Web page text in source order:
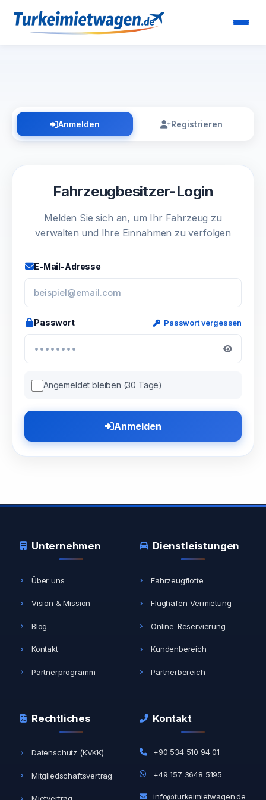
Anmelden Registrieren
Fahrzeugbesitzer-Login
Melden Sie sich an, um Ihr Fahrzeug zu
verwalten und Ihre Einnahmen zu verfolgen
E-Mail-Adresse
Passwort Passwort vergessen
Angemeldet bleiben (30 Tage)
Anmelden
Unternehmen
Über uns
Vision & Mission
Blog
Kontakt
Partnerprogramm
Dienstleistungen
Fahrzeugflotte
Flughafen-Vermietung
Online-Reservierung
Kundenbereich
Partnerbereich
Rechtliches
Datenschutz (KVKK)
Mitgliedschaftsvertrag
Kontakt
+90 534 510 94 01
+49 157 3648 5195
info@turkeimietwagen.de